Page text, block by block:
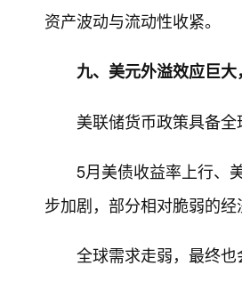
资产波动与流动性收紧。
九、美元外溢效应巨
美联储货币政策具备
5月美债收益率上行、
步加剧，部分相对脆弱的
全球需求走弱，最终